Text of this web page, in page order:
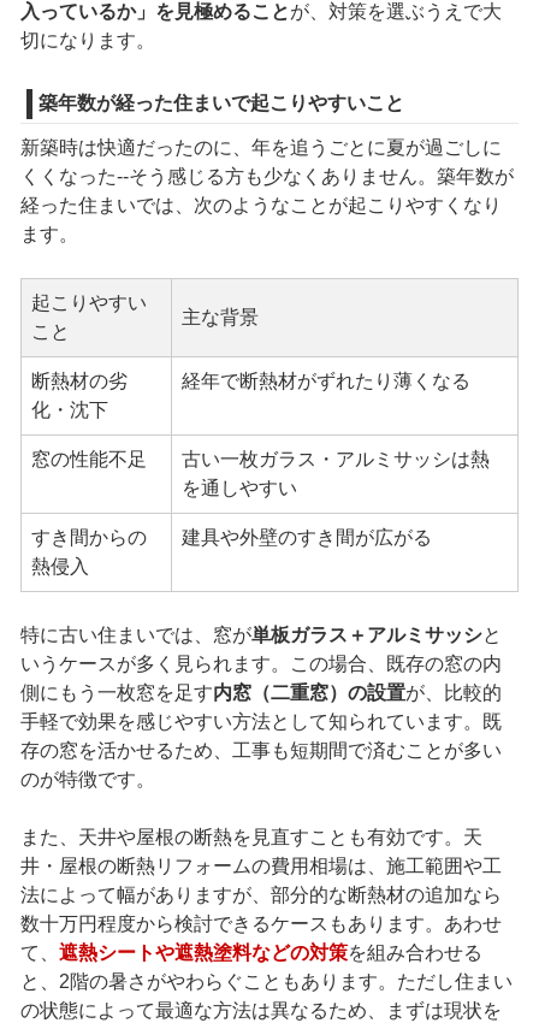
入っているか」を見極めることが、対策を選ぶうえで大
切になります。
築年数が経った住まいで起こりやすいこと
新築時は快適だったのに、年を追うごとに夏が過ごしに
くくなった--そう感じる方も少なくありません。築年数が
経った住まいでは、次のようなことが起こりやすくなり
ます。
起こりやすい
こと
主な背景
断熱材の劣
化・沈下
経年で断熱材がずれたり薄くなる
窓の性能不足
古い一枚ガラス・アルミサッシは熱
を通しやすい
すき間からの
熱侵入
建具や外壁のすき間が広がる
特に古い住まいでは、窓が単板ガラス＋アルミサッシと
いうケースが多く見られます。この場合、既存の窓の内
側にもう一枚窓を足す内窓（二重窓）の設置が、比較的
手軽で効果を感じやすい方法として知られています。既
存の窓を活かせるため、工事も短期間で済むことが多い
のが特徴です。
また、天井や屋根の断熱を見直すことも有効です。天
井・屋根の断熱リフォームの費用相場は、施工範囲や工
法によって幅がありますが、部分的な断熱材の追加なら
数十万円程度から検討できるケースもあります。あわせ
て、 遮熱シートや遮熱塗料などの対策を組み合わせる
と、2階の暑さがやわらぐこともあります。ただし住まい
の状態によって最適な方法は異なるため、まずは現状を